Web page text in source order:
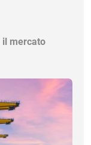
il mercato